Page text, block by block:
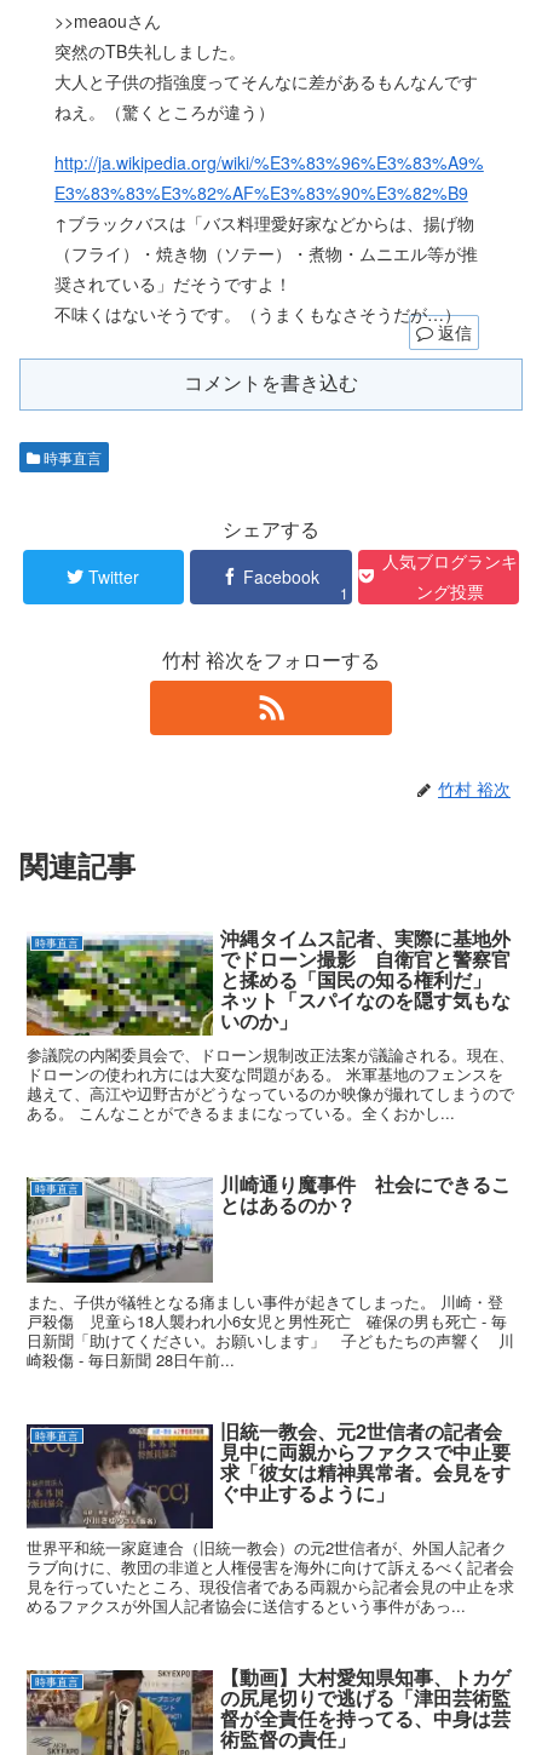
>>meaouさん
突然のTB失礼しました。
大人と子供の指強度ってそんなに差があるもんなんです
ねえ。（驚くところが違う）
http://ja.wikipedia.org/wiki/%E3%83%96%E3%83%A9%
E3%83%83%E3%82%AF%E3%83%90%E3%82%B9
↑ブラックバスは「バス料理愛好家などからは、揚げ物
（フライ）・焼き物（ソテー）・煮物・ムニエル等が推
奨されている」だそうですよ！
不味くはないそうです。（うまくもなさそうだが…）
返信
コメントを書き込む
時事直言
シェアする
Twitter Facebook
1
人気ブログランキ
ング投票
竹村 裕次をフォローする
竹村 裕次
関連記事
時事直言 沖縄タイムス記者、実際に基地外
でドローン撮影 自衛官と警察官
と揉める「国民の知る権利だ」
ネット「スパイなのを隠す気もな
いのか」
参議院の内閣委員会で、ドローン規制改正法案が議論される。現在、
ドローンの使われ方には大変な問題がある。 米軍基地のフェンスを
越えて、高江や辺野古がどうなっているのか映像が撮れてしまうので
ある。 こんなことができるままになっている。全くおかし...
時事直言 川崎通り魔事件 社会にできるこ
とはあるのか？
また、子供が犠牲となる痛ましい事件が起きてしまった。 川崎・登
戸殺傷 児童ら18人襲われ小6女児と男性死亡 確保の男も死亡 - 毎
日新聞「助けてください。お願いします」 子どもたちの声響く 川
崎殺傷 - 毎日新聞 28日午前...
時事直言 旧統一教会、元2世信者の記者会
見中に両親からファクスで中止要
求「彼女は精神異常者。会見をす
ぐ中止するように」
世界平和統一家庭連合（旧統一教会）の元2世信者が、外国人記者ク
ラブ向けに、教団の非道と人権侵害を海外に向けて訴えるべく記者会
見を行っていたところ、現役信者である両親から記者会見の中止を求
めるファクスが外国人記者協会に送信するという事件があっ...
時事直言 【動画】大村愛知県知事、トカゲ
の尻尾切りで逃げる「津田芸術監
督が全責任を持ってる、中身は芸
術監督の責任」